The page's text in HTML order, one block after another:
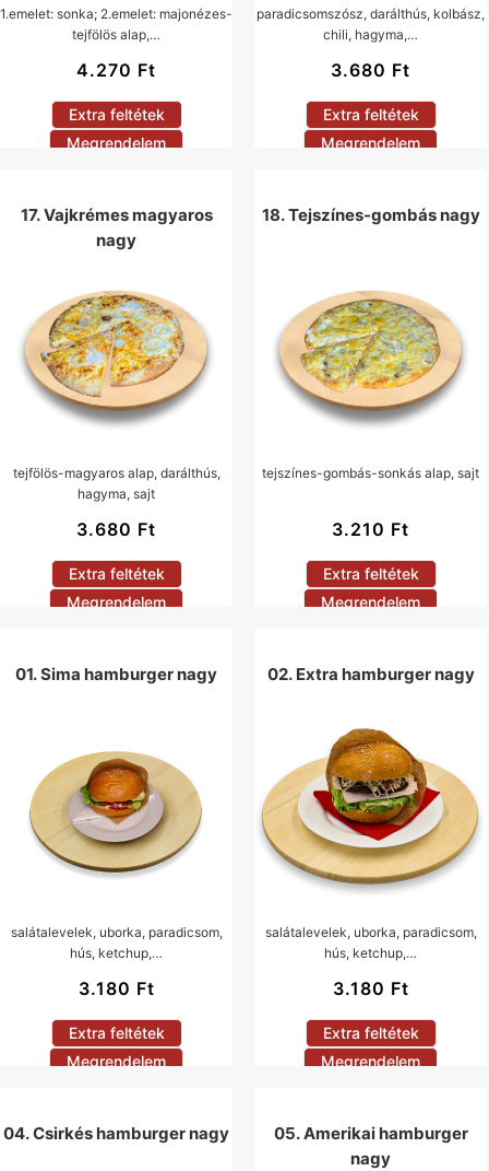
1.emelet: sonka; 2.emelet: majonézes-
tejfölös alap,…
4.270 Ft
Extra feltétek
Megrendelem
paradicsomszósz, darálthús, kolbász,
chili, hagyma,…
3.680 Ft
Extra feltétek
Megrendelem
17. Vajkrémes magyaros
nagy
tejfölös-magyaros alap, darálthús,
hagyma, sajt
3.680 Ft
Extra feltétek
Megrendelem
18. Tejszínes-gombás nagy
tejszínes-gombás-sonkás alap, sajt
3.210 Ft
Extra feltétek
Megrendelem
01. Sima hamburger nagy
salátalevelek, uborka, paradicsom,
hús, ketchup,…
3.180 Ft
Extra feltétek
Megrendelem
02. Extra hamburger nagy
salátalevelek, uborka, paradicsom,
hús, ketchup,…
3.180 Ft
Extra feltétek
Megrendelem
04. Csirkés hamburger nagy
05. Amerikai hamburger
nagy